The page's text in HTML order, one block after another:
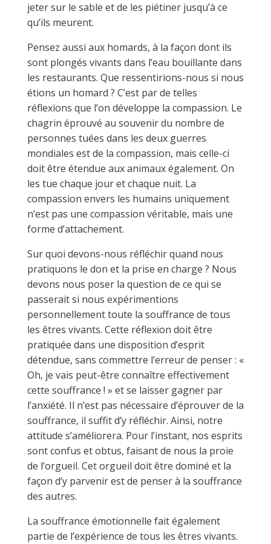
jeter sur le sable et de les piétiner jusqu’à ce
qu’ils meurent.
Pensez aussi aux homards, à la façon dont ils
sont plongés vivants dans l’eau bouillante dans
les restaurants. Que ressentirions-nous si nous
étions un homard ? C’est par de telles
réflexions que l’on développe la compassion. Le
chagrin éprouvé au souvenir du nombre de
personnes tuées dans les deux guerres
mondiales est de la compassion, mais celle-ci
doit être étendue aux animaux également. On
les tue chaque jour et chaque nuit. La
compassion envers les humains uniquement
n’est pas une compassion véritable, mais une
forme d’attachement.
Sur quoi devons-nous réfléchir quand nous
pratiquons le don et la prise en charge ? Nous
devons nous poser la question de ce qui se
passerait si nous expérimentions
personnellement toute la souffrance de tous
les êtres vivants. Cette réflexion doit être
pratiquée dans une disposition d’esprit
détendue, sans commettre l’erreur de penser : «
Oh, je vais peut-être connaître effectivement
cette souffrance ! » et se laisser gagner par
l’anxiété. Il n’est pas nécessaire d’éprouver de la
souffrance, il suffit d’y réfléchir. Ainsi, notre
attitude s’améliorera. Pour l’instant, nos esprits
sont confus et obtus, faisant de nous la proie
de l’orgueil. Cet orgueil doit être dominé et la
façon d’y parvenir est de penser à la souffrance
des autres.
La souffrance émotionnelle fait également
partie de l’expérience de tous les êtres vivants.